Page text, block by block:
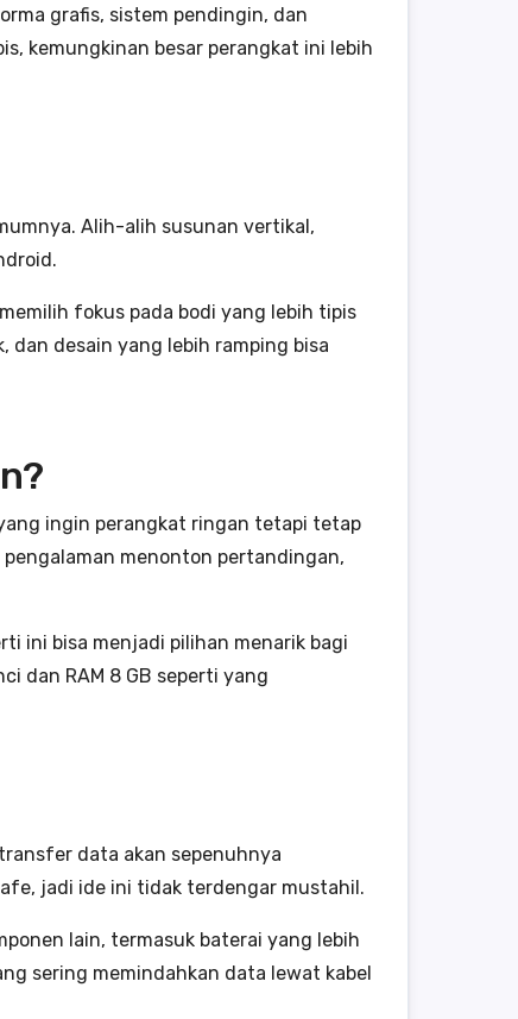
grafis, sistem pendingin, dan
kemungkinan besar perangkat ini lebih
Alih-alih susunan vertikal,
fokus pada bodi yang lebih tipis
dan desain yang lebih ramping bisa
ingin perangkat ringan tetapi tetap
menonton pertandingan,
ini bisa menjadi pilihan menarik bagi
dan RAM 8 GB seperti yang
data akan sepenuhnya
jadi ide ini tidak terdengar mustahil.
lain, termasuk baterai yang lebih
sering memindahkan data lewat kabel